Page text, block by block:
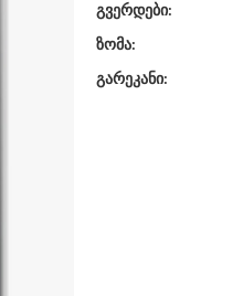
გვერდები:
ზომა:
გარეკანი: